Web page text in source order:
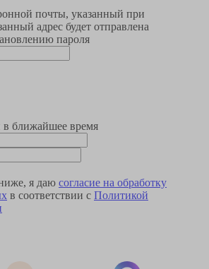
почты, указанный при
адрес будет отправлена
пароля
ближайшее время
я даю согласие на обработку
в соответствии с Политикой